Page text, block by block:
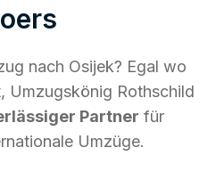
nach Osijek? Egal wo
Umzugskönig Rothschild
Partner für
Umzüge.